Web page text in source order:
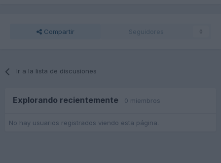
Compartir Seguidores 0
Ir a la lista de discusiones
Explorando recientemente 0 miembros
No hay usuarios registrados viendo esta página.